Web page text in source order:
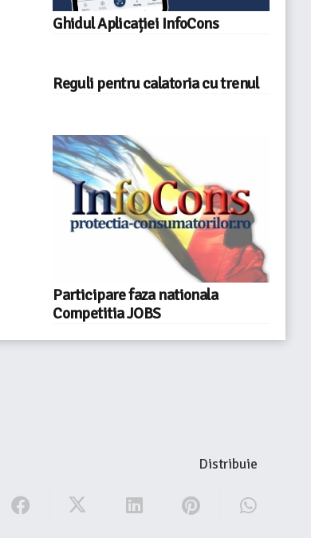
Ghidul Aplicației InfoCons
Reguli pentru calatoria cu trenul
Participare faza nationala
Competitia JOBS
Distribuie